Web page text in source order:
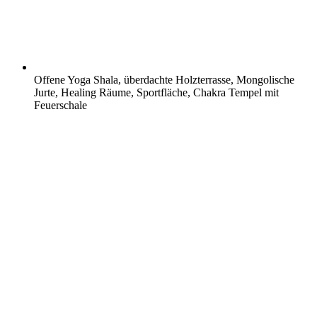
Offene Yoga Shala, überdachte Holzterrasse, Mongolische
Jurte, Healing Räume, Sportfläche, Chakra Tempel mit
Feuerschale